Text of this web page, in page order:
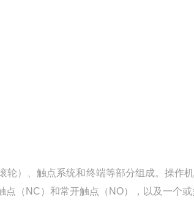
轮）、触点系统和终端等部分组成。操作
（NC）和常开触点（NO），以及一个或